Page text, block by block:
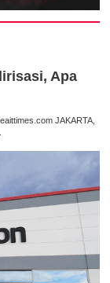
Apa
JAKARTA,